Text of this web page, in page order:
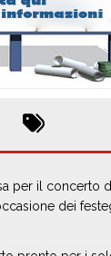
per il concerto
dei